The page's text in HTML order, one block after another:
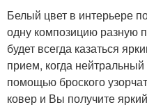
Белый цвет в интерьере
одну композицию разную
будет всегда казаться
прием, когда
помощью броского
ковер и Вы получите